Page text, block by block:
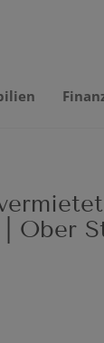
Ober